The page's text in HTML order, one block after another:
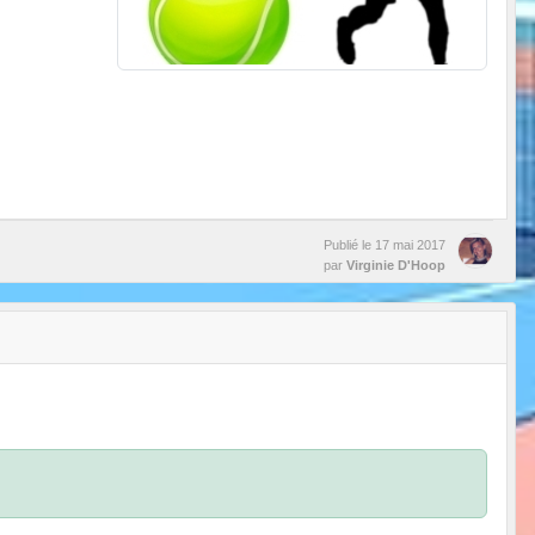
Publié le 17 mai 2017
par Virginie D'Hoop